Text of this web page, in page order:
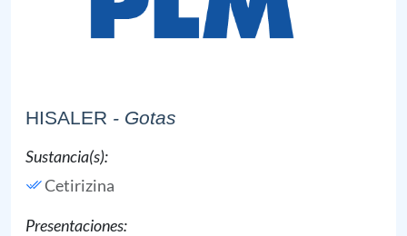
HISALER - Gotas
Sustancia(s):
Cetirizina
Presentaciones: